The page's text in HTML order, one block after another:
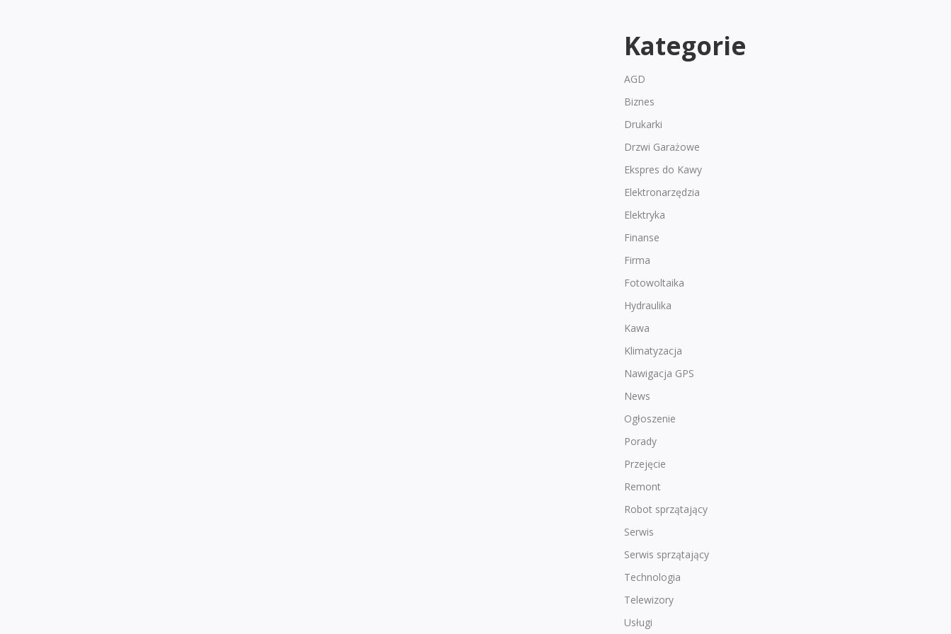
Kategorie
AGD
Biznes
Drukarki
Drzwi Garażowe
Ekspres do Kawy
Elektronarzędzia
Elektryka
Finanse
Firma
Fotowoltaika
Hydraulika
Kawa
Klimatyzacja
Nawigacja GPS
News
Ogłoszenie
Porady
Przejęcie
Remont
Robot sprzątający
Serwis
Serwis sprzątający
Technologia
Telewizory
Usługi